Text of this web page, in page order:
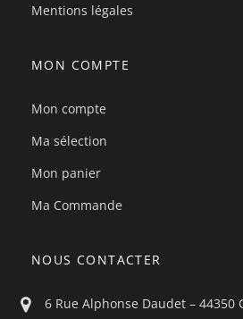
Mentions légales
MON COMPTE
Mon compte
Ma sélection
Mon panier
Ma Commande
NOUS CONTACTER
6 Rue Alphonse Daudet – 44350